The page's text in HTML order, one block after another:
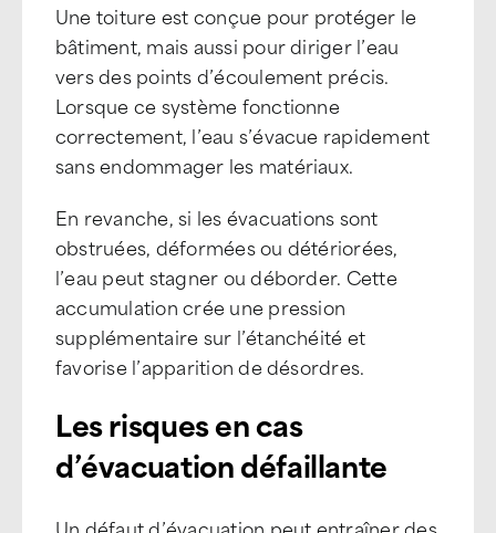
Une toiture est conçue pour protéger le
bâtiment, mais aussi pour diriger l’eau
vers des points d’écoulement précis.
Lorsque ce système fonctionne
correctement, l’eau s’évacue rapidement
sans endommager les matériaux.
En revanche, si les évacuations sont
obstruées, déformées ou détériorées,
l’eau peut stagner ou déborder. Cette
accumulation crée une pression
supplémentaire sur l’étanchéité et
favorise l’apparition de désordres.
Les risques en cas
d’évacuation défaillante